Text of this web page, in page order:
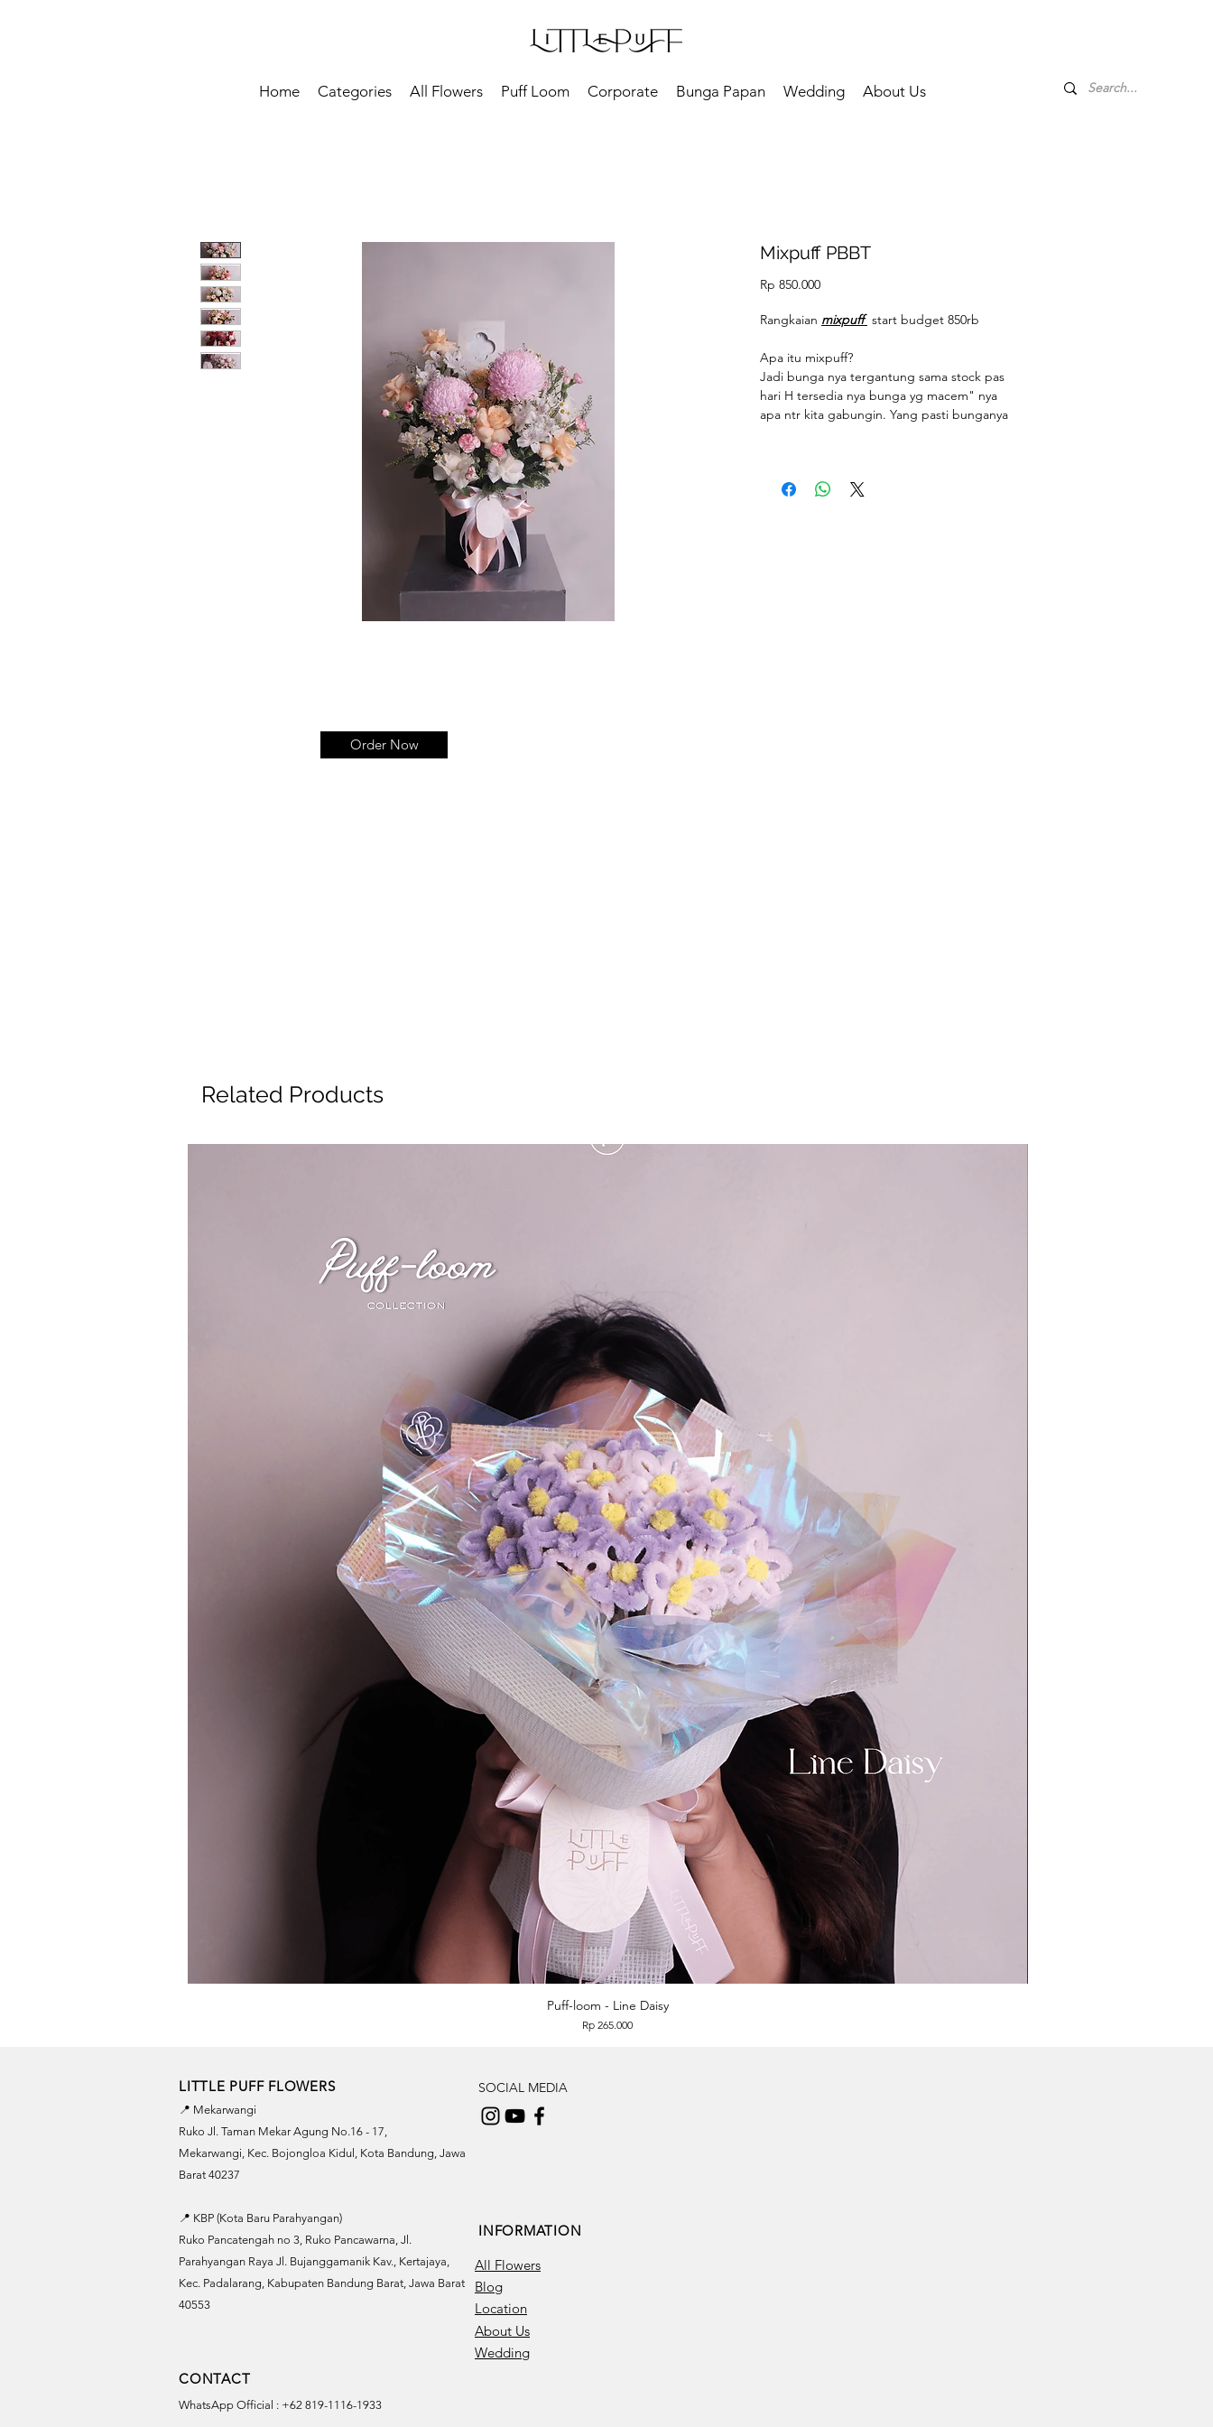
Home Categories All Flowers Puff Loom Corporate Bunga Papan Wedding About Us
Order Now
Related Products
Quick View
Puff-loom - Line Daisy
Price
Rp 265.000
Mixpuff PBBT
Rp 850.000Price
Rangkaian mixpuff start budget 850rb
Apa itu mixpuff?
Jadi bunga nya tergantung sama stock pas
hari H tersedia nya bunga yg macem" nya
apa ntr kita gabungin. Yang pasti bunganya
dan wrappingnya saja, Untuk isi bunganya
LITTLE PUFF FLOWERS
📍 Mekarwangi
Ruko Jl. Taman Mekar Agung No.16 - 17,
Mekarwangi, Kec. Bojongloa Kidul, Kota Bandung, Jawa
Barat 40237
📍 KBP (Kota Baru Parahyangan)
Ruko Pancatengah no 3, Ruko Pancawarna, Jl.
Parahyangan Raya Jl. Bujanggamanik Kav., Kertajaya,
Kec. Padalarang, Kabupaten Bandung Barat, Jawa Barat
40553
CONTACT
WhatsApp Official : +62 819-1116-1933
SOCIAL MEDIA
INFORMATION
All Flowers
Blog
Location
About Us
Wedding